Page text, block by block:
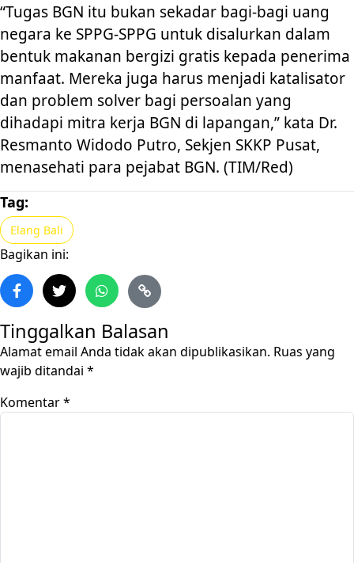
“Tugas BGN itu bukan sekadar bagi-bagi uang
negara ke SPPG-SPPG untuk disalurkan dalam
bentuk makanan bergizi gratis kepada penerima
manfaat. Mereka juga harus menjadi katalisator
dan problem solver bagi persoalan yang
dihadapi mitra kerja BGN di lapangan,” kata Dr.
Resmanto Widodo Putro, Sekjen SKKP Pusat,
menasehati para pejabat BGN. (TIM/Red)
Tag:
Elang Bali
Bagikan ini:
Tinggalkan Balasan
Alamat email Anda tidak akan dipublikasikan. Ruas yang
wajib ditandai *
Komentar*